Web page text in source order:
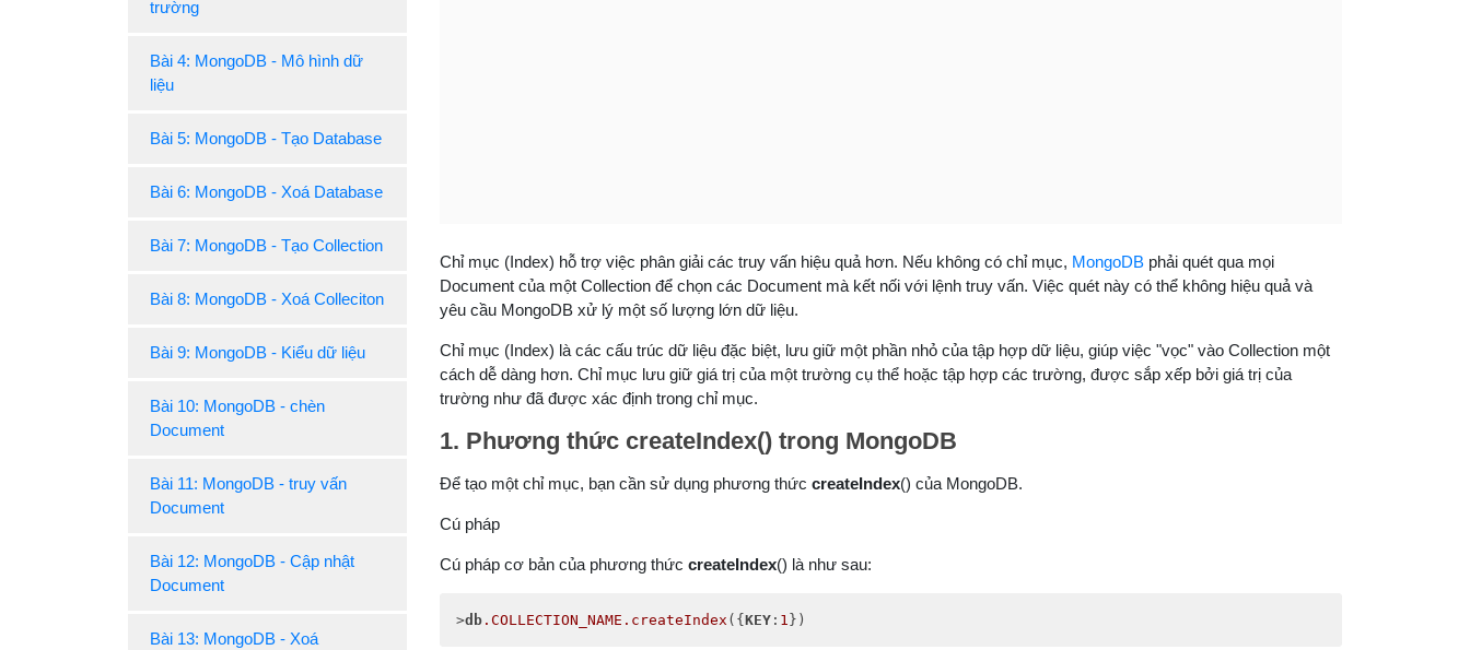
trường
Bài 4: MongoDB - Mô hình dữ
liệu
Bài 5: MongoDB - Tạo Database
Bài 6: MongoDB - Xoá Database
Bài 7: MongoDB - Tạo Collection
Bài 8: MongoDB - Xoá Colleciton
Bài 9: MongoDB - Kiểu dữ liệu
Bài 10: MongoDB - chèn
Document
Bài 11: MongoDB - truy vấn
Document
Bài 12: MongoDB - Cập nhật
Document
Bài 13: MongoDB - Xoá
Chỉ mục (Index) hỗ trợ việc phân giải các truy vấn hiệu quả hơn. Nếu không có chỉ mục, MongoDB phải quét qua mọi
Document của một Collection để chọn các Document mà kết nối với lệnh truy vấn. Việc quét này có thể không hiệu quả và
yêu cầu MongoDB xử lý một số lượng lớn dữ liệu.
Chỉ mục (Index) là các cấu trúc dữ liệu đặc biệt, lưu giữ một phần nhỏ của tập hợp dữ liệu, giúp việc "vọc" vào Collection một
cách dễ dàng hơn. Chỉ mục lưu giữ giá trị của một trường cụ thể hoặc tập hợp các trường, được sắp xếp bởi giá trị của
trường như đã được xác định trong chỉ mục.
1. Phương thức createIndex() trong MongoDB
Để tạo một chỉ mục, bạn cần sử dụng phương thức createIndex() của MongoDB.
Cú pháp
Cú pháp cơ bản của phương thức createIndex() là như sau:
>db .COLLECTION_NAME .createIndex ({KEY : 1 })